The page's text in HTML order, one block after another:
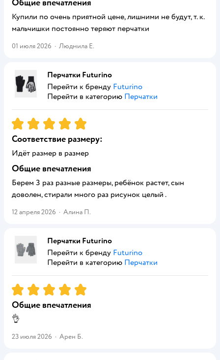
Общие впечатления
Купили по очень приятной цене, лишними не будут, т. к.
мальчишки постоянно теряют перчатки
01 июля 2026 · Людмила Е.
Перчатки Futurino
Перейти к бренду Futurino
Перейти в категорию Перчатки
Рейтинг:5
Соответствие размеру:
Идёт размер в размер
Общие впечатления
Берем 3 раз разные размеры, ребёнок растет, сын
доволен, стирали много раз рисунок целый .
12 апреля 2026 · Алина П.
Перчатки Futurino
Перейти к бренду Futurino
Перейти в категорию Перчатки
Рейтинг:5
Общие впечатления
👌
23 июля 2026 · Арен Б.